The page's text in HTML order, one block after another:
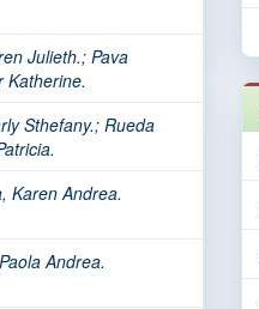
Julieth.; Pava
Katherine.
Sthefany.; Rueda
Karen Andrea.
Andrea.